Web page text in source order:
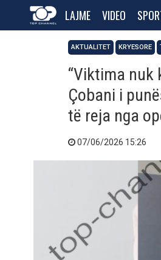
LAJME VIDEO
AKTUALITET KRYESORE
“Viktima nuk
Çobani i
të reja nga
07/06/2026 15:26